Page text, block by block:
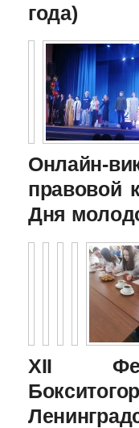
года)
Онлайн-
правовой
Дня
XII